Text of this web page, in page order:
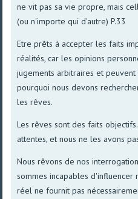
ne vit pas sa vie propre, mais
(ou n'importe qui d'autre) P.33
Etre prêts à accepter les faits
réalités, car les opinions
jugements arbitraires et
pourquoi nous devons
les rêves.
Les rêves sont des faits
attentes, et nous ne les avons
Nous rêvons de nos
sommes incapables
réel ne fournit pas